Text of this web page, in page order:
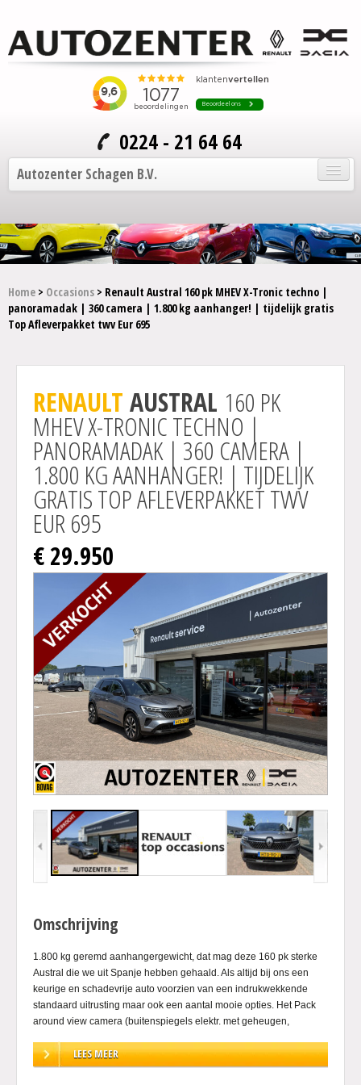
0224 - 21 64 64
Autozenter Schagen B.V.
Home
Onze auto's
Service en onderhoud
Over Autozenter
Actie
Home > Occasions > Renault Austral 160 pk MHEV X-Tronic techno |
panoramadak | 360 camera | 1.800 kg aanhanger! | tijdelijk gratis
Top Afleverpakket twv Eur 695
RENAULT AUSTRAL 160 PK
MHEV X-TRONIC TECHNO |
PANORAMADAK | 360 CAMERA |
1.800 KG AANHANGER! | TIJDELIJK
GRATIS TOP AFLEVERPAKKET TWV
EUR 695
€ 29.950
Omschrijving
1.800 kg geremd aanhangergewicht, dat mag deze 160 pk sterke
Austral die we uit Spanje hebben gehaald. Als altijd bij ons een
keurige en schadevrije auto voorzien van een indrukwekkende
standaard uitrusting maar ook een aantal mooie opties. Het Pack
around view camera (buitenspiegels elektr. met geheugen,
camera), Pack Look (dakrails, panoramisch glazen dak met
elektrisch te sluiten hemel), Pack Safety (achteruitrij assistent,
LEES MEER